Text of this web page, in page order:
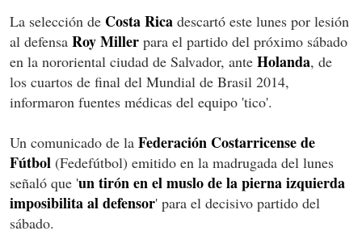
La selección de Costa Rica descartó este lunes por lesión
al defensa Roy Miller para el partido del próximo sábado
en la nororiental ciudad de Salvador, ante Holanda, de
los cuartos de final del Mundial de Brasil 2014,
informaron fuentes médicas del equipo 'tico'.
Un comunicado de la Federación Costarricense de
Fútbol (Fedefútbol) emitido en la madrugada del lunes
señaló que 'un tirón en el muslo de la pierna izquierda
imposibilita al defensor' para el decisivo partido del
sábado.